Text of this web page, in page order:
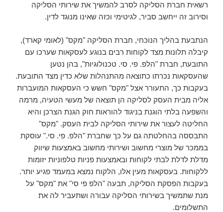
רשאית חברת הסליקה לסרב להמשיך את שירותי הסליקה
וסירוב זה ייחשב סביר, לגיטימי וכזה שאינו מנוגד לדין.
הנתבעת בהליך הנוכחי, חברת הסליקה "מקס" (לאומי קארד),
קיבלה תלונות מצד לקוחות רבים בנוגע לעסקאות שערכו עם
התובעת, חברת "הלפ. פי. סי. טכנולוגיות", בהן נטען
שהעסקאות נכרתו כתוצאה מהתנהלות שלא כדין מצד התובעת.
בעקבות כך, התעורר אצל "מקס" חשש כי העסקאות המועברות
אליה מבית העסק לסליקה הן תוצאה של מעשי הטעיה, מרמה
והשפעה בלתי הוגנת בניגוד להוראות חוק הגנת הצרכן והיא
החליטה לעצור את שירותי הסליקה לבית העסק. "מקס"
התבססה בהחלטתה גם על כך שחברת "הלפ. פי. סי." עוסקת
בממכר של מוצרי מחשוב ושירותי מחשוב באמצעות שיווק
מדלת לדלת לבתי לקוחות ובאמצעות פניות טלפוניות יזומות
ללקוחות. בעסקאות מעין אלו, הלקוח נמצא במעמד פגיע יותר.
בעקבות הפסקת הסליקה, תבעה "הלפ פי סי" את "מקס" על
מנת שתמשיך בשירותי הסליקה עבורה ושתעביר לה את
התשלומים.